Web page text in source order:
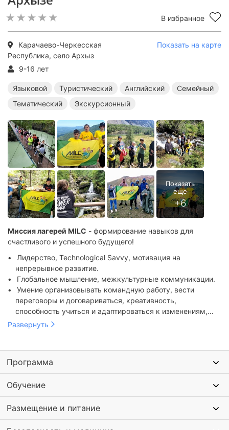
В избранное
Карачаево-Черкесская
Республика, село Архыз
Показать на карте
9-16 лет
Языковой Туристический Английский
Семейный
Тематический
Экскурсионный
Миссия лагерей MILC - формирование навыков для
счастливого и успешного будущего!
Лидерство, Technological Savvy, мотивация на
непрерывное развитие.
Глобальное мышление, межкультурные коммуникации.
Умение организовывать командную работу, вести
переговоры и договариваться, креативность,
способность учиться и адаптироваться к изменениям,
ораторское искусство.
Практика английского с педагогами-носителями.
Развернуть
Программа
Обучение
Размещение и питание